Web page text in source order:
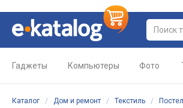
Гаджеты Компьютеры Фото
Каталог / Дом и ремонт / Текстиль /